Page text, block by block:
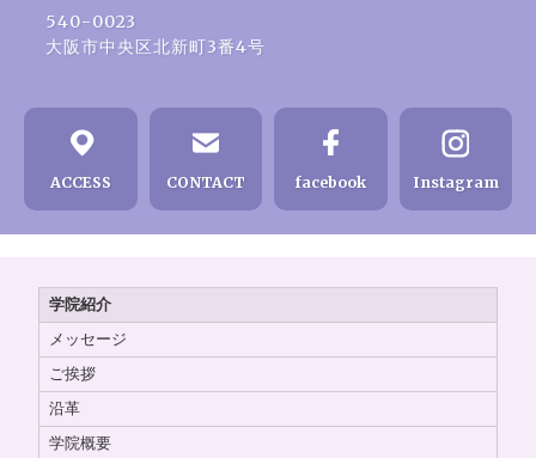
540-0023
大阪市中央区北新町3番4号
ACCESS CONTACT facebook Instagram
学院紹介
メッセージ
ご挨拶
沿革
学院概要